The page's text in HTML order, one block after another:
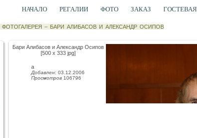
НАЧАЛО РЕГАЛИИ ФОТО ЗАКАЗ ГОСТЕВАЯ
ФОТОГАЛЕРЕЯ – БАРИ АЛИБАСОВ И АЛЕКСАНДР ОСИПОВ
Бари Алибасов и Александр Осипов
[500 x 333 jpg]
а
Добавлен: 03.12.2006
Просмотров 106796